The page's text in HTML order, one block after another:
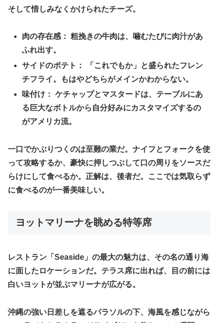
そして惜しみなくかけられたチーズ。
​肉の存在感： 粗挽きの牛肉は、噛むたびに肉汁があ
ふれ出す。
​サイドのポテト： 「これでもか」と盛られたフレン
チフライ。もはやどちらがメインかわからない。
​味付け： ケチャップとマスタードは、テーブルにあ
る巨大なボトルから自分好みにカスタマイズするの
がアメリカ流。
一口でかぶりつくのは至難の業だ。ナイフとフォークを使
って攻略するか、豪快に押しつぶして口の周りをソースだ
らけにして食べるか。正解は、後者だ。ここでは気取らず
に食べるのが一番美味しい。
​ヨットマリーナを眺める特等席
​レストラン「Seaside」の最大の魅力は、その名の通り海
に面したロケーションだ。テラス席に出れば、目の前には
白いヨットが並ぶマリーナが広がる。
沖縄の強い日差しを遮るパラソルの下、海風を感じながら